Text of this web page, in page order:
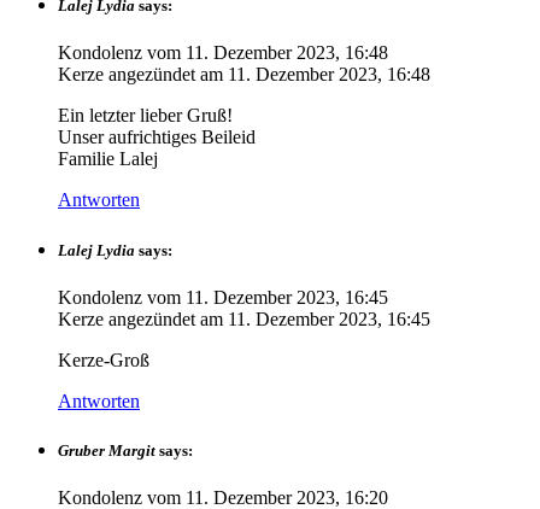
Lalej Lydia says:
Kondolenz vom 11. Dezember 2023, 16:48
Kerze angezündet am 11. Dezember 2023, 16:48
Ein letzter lieber Gruß!
Unser aufrichtiges Beileid
Familie Lalej
Antworten
Lalej Lydia says:
Kondolenz vom 11. Dezember 2023, 16:45
Kerze angezündet am 11. Dezember 2023, 16:45
Kerze-Groß
Antworten
Gruber Margit says:
Kondolenz vom 11. Dezember 2023, 16:20